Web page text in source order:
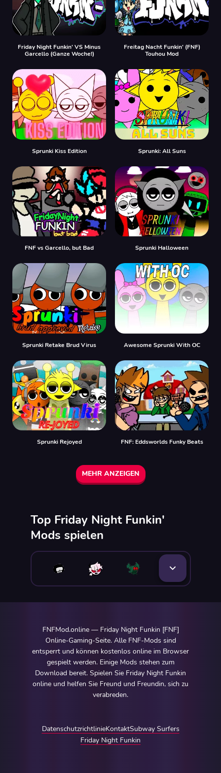
Friday Night Funkin' VS Minus
Garcello (Ganze Woche!)
Freitag Nacht Funkin' (FNF)
Touhou Mod
Sprunki Kiss Edition Sprunki: All Suns
FNF vs Garcello, but Bad Sprunki Halloween
Sprunki Retake Brud Virus Awesome Sprunki With OC
Sprunki Rejoyed FNF: Eddsworlds Funky Beats
MEHR ANZEIGEN
Top Friday Night Funkin'
Mods spielen
FNFMod.online — Friday Night Funkin [FNF]
Online-Gaming-Seite. Alle FNF-Mods sind
entsperrt und können kostenlos online im Browser
gespielt werden. Einige Mods stehen zum
Download bereit. Spielen Sie Friday Night Funkin
online und helfen Sie Freund und Freundin, sich zu
verabreden.
DatenschutzrichtlinieKontaktSubway Surfers
Friday Night Funkin